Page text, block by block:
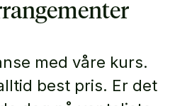
med våre kurs.
best pris. Er det